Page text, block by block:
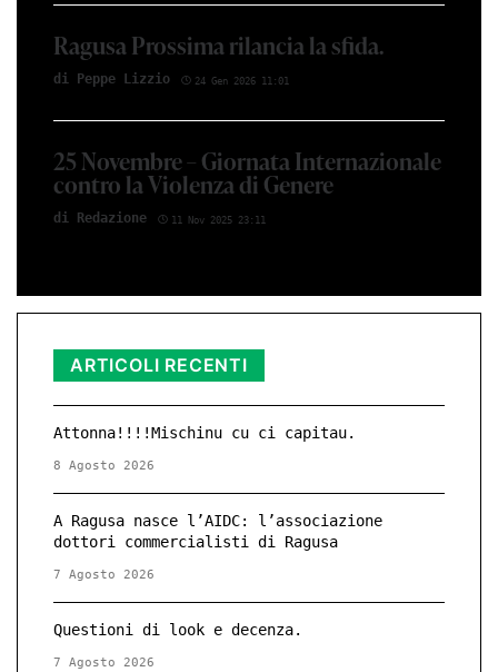
Ragusa Prossima rilancia la sfida.
di Peppe Li­z­zio 24 Gen 2026 11:01
25 Novembre – Giornata Internazionale
contro la Violenza di Genere
di Red­azio­ne 11 Nov 2025 23:11
ARTICOLI RECENTI
Attonna!!!!Mischinu cu ci capitau.
8 Agosto 2026
A Ragusa nasce l’AIDC: l’associazione
dottori commercialisti di Ragusa
7 Agosto 2026
Questioni di look e decenza.
7 Agosto 2026